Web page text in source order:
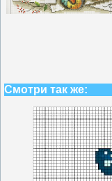
Смотри так же: